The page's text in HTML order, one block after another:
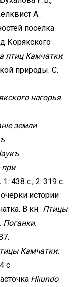
А.,
поселка
Корякского
птиц Камчатки.
природы. С.
нагорья.
земли
при
1: 438 с.; 2: 319 с.
истории
В кн.: Птицы
Поганки.
Камчатки.
с
Hirundo